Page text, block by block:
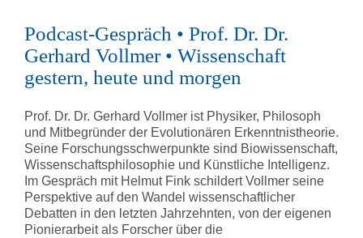
Kortizes Website
Podcast-Gespräch • Prof. Dr. Dr.
Gerhard Vollmer • Wissenschaft
gestern, heute und morgen
Prof. Dr. Dr. Gerhard Vollmer ist Physiker, Philosoph
und Mitbegründer der Evolutionären Erkenntnistheorie.
Seine Forschungsschwerpunkte sind Biowissenschaft,
Wissenschaftsphilosophie und Künstliche Intelligenz.
Im Gespräch mit Helmut Fink schildert Vollmer seine
Perspektive auf den Wandel wissenschaftlicher
Debatten in den letzten Jahrzehnten, von der eigenen
Pionierarbeit als Forscher über die